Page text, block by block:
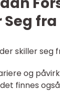
skiller
og
finnes